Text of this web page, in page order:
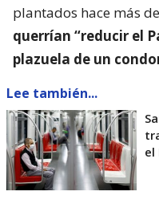
plantados hace más
querrían “reducir el
plazuela de un
Lee también...
el